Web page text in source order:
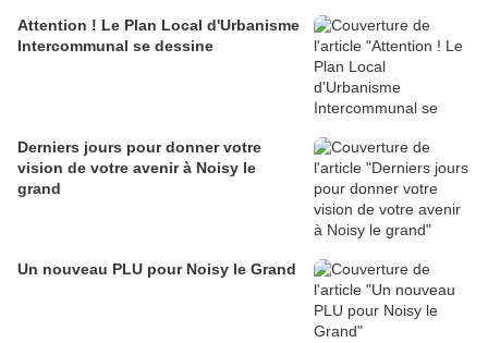
Attention ! Le Plan Local d'Urbanisme
Intercommunal se dessine
Derniers jours pour donner votre
vision de votre avenir à Noisy le
grand
Un nouveau PLU pour Noisy le Grand